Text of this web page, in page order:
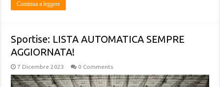
Continua a leggere
Sportise: LISTA AUTOMATICA SEMPRE
AGGIORNATA!
7 Dicembre 2023 0 Comments